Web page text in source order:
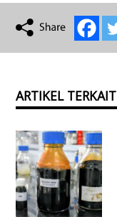
ARTIKEL TERKAIT